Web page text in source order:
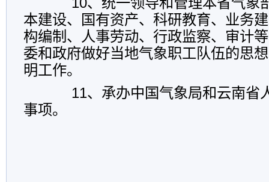
本建设、国有资产、科研教育、业务
构编制、人事劳动、行政监察、审计
委和政府做好当地气象职工队伍的思
明工作。
11、承办中国气象局和云南省
事项。